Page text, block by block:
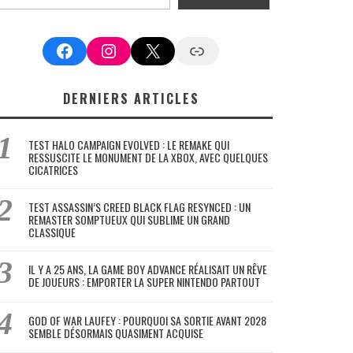
FacebookInstagram
X Google News
DERNIERS ARTICLES
TEST HALO CAMPAIGN EVOLVED : LE REMAKE QUI
RESSUSCITE LE MONUMENT DE LA XBOX, AVEC QUELQUES
CICATRICES
TEST ASSASSIN’S CREED BLACK FLAG RESYNCED : UN
REMASTER SOMPTUEUX QUI SUBLIME UN GRAND
CLASSIQUE
IL Y A 25 ANS, LA GAME BOY ADVANCE RÉALISAIT UN RÊVE
DE JOUEURS : EMPORTER LA SUPER NINTENDO PARTOUT
GOD OF WAR LAUFEY : POURQUOI SA SORTIE AVANT 2028
SEMBLE DÉSORMAIS QUASIMENT ACQUISE